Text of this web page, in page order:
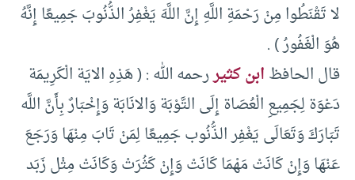
لا تَقْنَطُوا مِنْ رَحْمَةِ اللَّهِ إِنَّ اللَّهَ يَغْفِرُ الذُّنُوبَ جَمِيعًا إِنَّهُ
هُوَ الْغَفُورُ ) .
قال الحافظابن كثيررحمه الله : ( هَذِهِ الايَة الْكَرِيمَة
دَعْوَة لِجَمِيعِ الْعُصَاة إِلَى التَّوْبَة وَالانَابَة وَإِخْبَارٌ بِأَنَّ اللَّه
تَبَارَكَ وَتَعَالَى يَغْفِر الذُّنُوب جَمِيعًا لِمَنْ تَابَ مِنْهَا وَرَجَعَ
عَنْهَا وَإِنْ كَانَتْ مَهْمَا كَانَتْ وَإِنْ كَثُرَتْ وَكَانَتْ مِثْل زَبَد